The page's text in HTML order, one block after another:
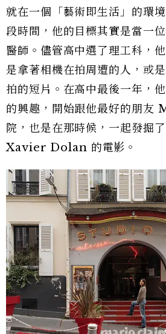
就在一個「藝術即生活」的環
段時間，他的目標其實是當一
醫師。儘管高中選了理工科，
是拿著相機在拍周遭的人，或
拍的短片。在高中最後一年，
的興趣，開始跟他最好的朋友
院，也是在那時候，一起發掘
Xavier Dolan 的電影。